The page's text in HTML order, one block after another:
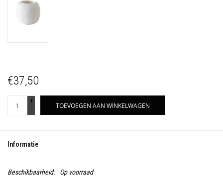
€37,50
+
-
TOEVOEGEN AAN WINKELWAGEN
Informatie
Beschikbaarheid: Op voorraad